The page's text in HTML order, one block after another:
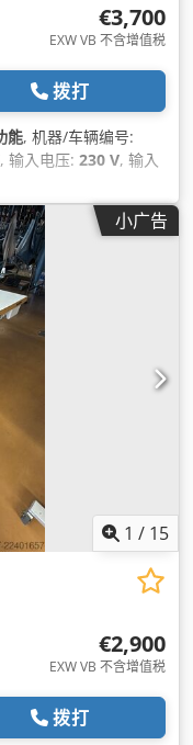
€3,700
EXW VB 不含增值税
拨打
能, 机器/车辆编号:
, 输入电压: 230 V, 输入
气连接:
小广告
1 / 15
€2,900
EXW VB 不含增值税
拨打